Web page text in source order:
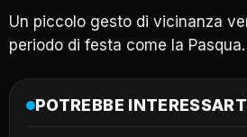
Un piccolo gesto di vicinanza
periodo di festa come la Pasqua.
POTREBBE